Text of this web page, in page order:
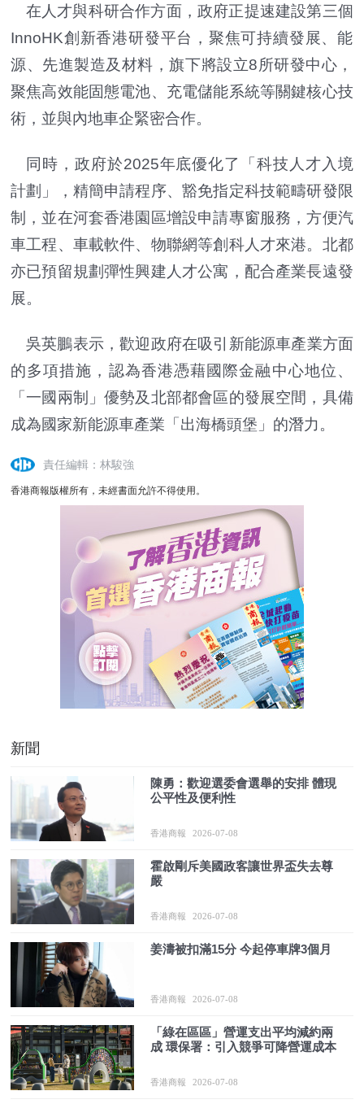
在人才與科研合作方面，政府正提速建設第三個
InnoHK創新香港研發平台， 聚焦可持續發展、能
源、先進製造及材料，旗下將設立8所研發中心，
聚焦高效能固態電池、 充電儲能系統等關鍵核心技
術，並與內地車企緊密合作。
同時，政府於2025年底優化了「科技人才入境
計劃」， 精簡申請程序、豁免指定科技範疇研發限
制， 並在河套香港園區增設申請專窗服務，方便汽
車工程、車載軟件、 物聯網等創科人才來港。北都
亦已預留規劃彈性興建人才公寓， 配合產業長遠發
展。
吳英鵬表示，歡迎政府在吸引新能源車產業方面
的多項措施， 認為香港憑藉國際金融中心地位、
「一國兩制」優勢及北部都會區的發展空間，具備
成為國家新能源車產業「 出海橋頭堡」的潛力 。
責任編輯：林駿強
香港商報版權所有，未經書面允許不得使用。
新聞
陳勇：歡迎選委會選舉的安排 體現
公平性及便利性
香港商報 2026-07-08
霍啟剛斥美國政客讓世界盃失去尊
嚴
香港商報 2026-07-08
姜濤被扣滿15分 今起停車牌3個月
香港商報 2026-07-08
「綠在區區」營運支出平均減約兩
成 環保署：引入競爭可降營運成本
香港商報 2026-07-08